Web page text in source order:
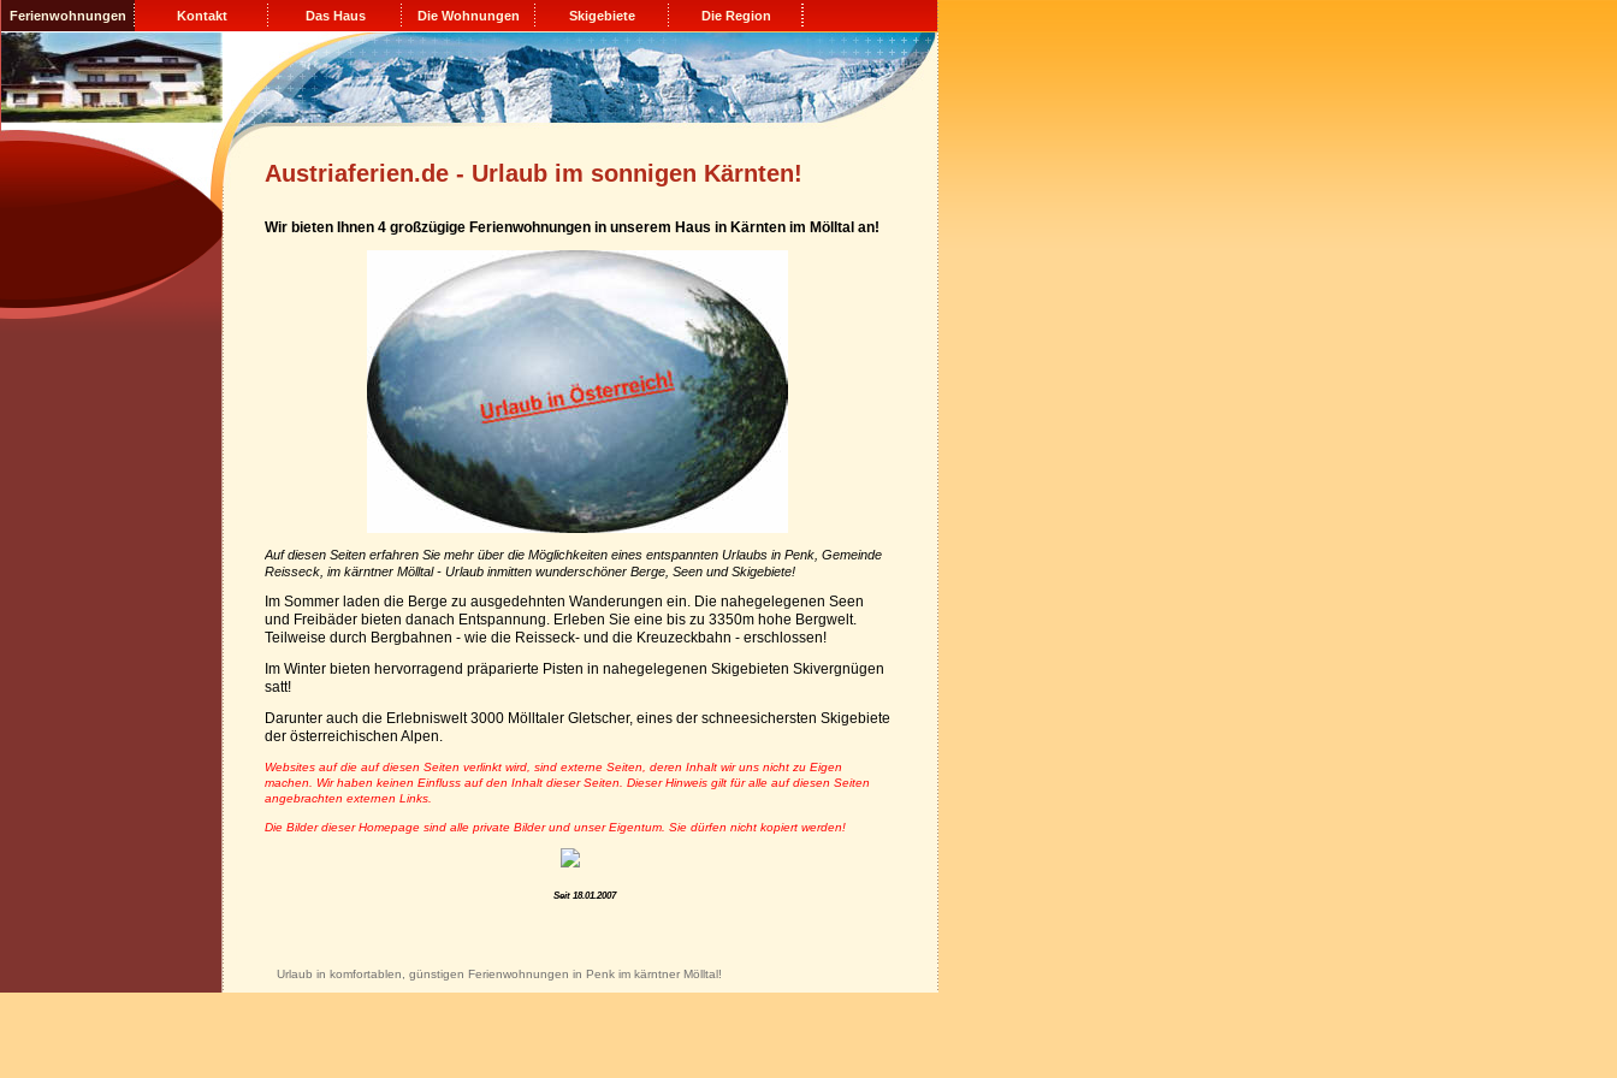
Ferienwohnungen
im Mölltal, Kärnten,
Österreich
Kontakt Das Haus Die Wohnungen Skigebiete Die Region
Austriaferien.de - Urlaub im sonnigen Kärnten!
Wir bieten Ihnen 4 großzügige Ferienwohnungen in unserem Haus in Kärnten im Mölltal an!
Auf diesen Seiten erfahren Sie mehr über die Möglichkeiten eines entspannten Urlaubs in Penk, Gemeinde
Reisseck, im kärntner Mölltal - Urlaub inmitten wunderschöner Berge, Seen und Skigebiete!
Im Sommer laden die Berge zu ausgedehnten Wanderungen ein. Die nahegelegenen Seen
und Freibäder bieten danach Entspannung. Erleben Sie eine bis zu 3350m hohe Bergwelt.
Teilweise durch Bergbahnen - wie die Reisseck- und die Kreuzeckbahn - erschlossen!
Im Winter bieten hervorragend präparierte Pisten in nahegelegenen Skigebieten Skivergnügen
satt!
Darunter auch die Erlebniswelt 3000 Mölltaler Gletscher, eines der schneesichersten Skigebiete
der österreichischen Alpen.
Websites auf die auf diesen Seiten verlinkt wird, sind externe Seiten, deren Inhalt wir uns nicht zu Eigen
machen. Wir haben keinen Einfluss auf den Inhalt dieser Seiten. Dieser Hinweis gilt für alle auf diesen Seiten
angebrachten externen Links.
Die Bilder dieser Homepage sind alle private Bilder und unser Eigentum. Sie dürfen nicht kopiert werden!
Seit 18.01.2007
Urlaub in komfortablen, günstigen Ferienwohnungen in Penk im kärntner Mölltal!